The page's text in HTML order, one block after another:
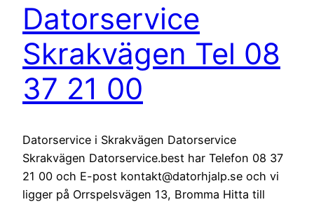
Datorservice
Skrakvägen Tel 08
37 21 00
Datorservice i Skrakvägen Datorservice
Skrakvägen Datorservice.best har Telefon 08 37
21 00 och E-post kontakt@datorhjalp.se och vi
ligger på Orrspelsvägen 13, Bromma Hitta till